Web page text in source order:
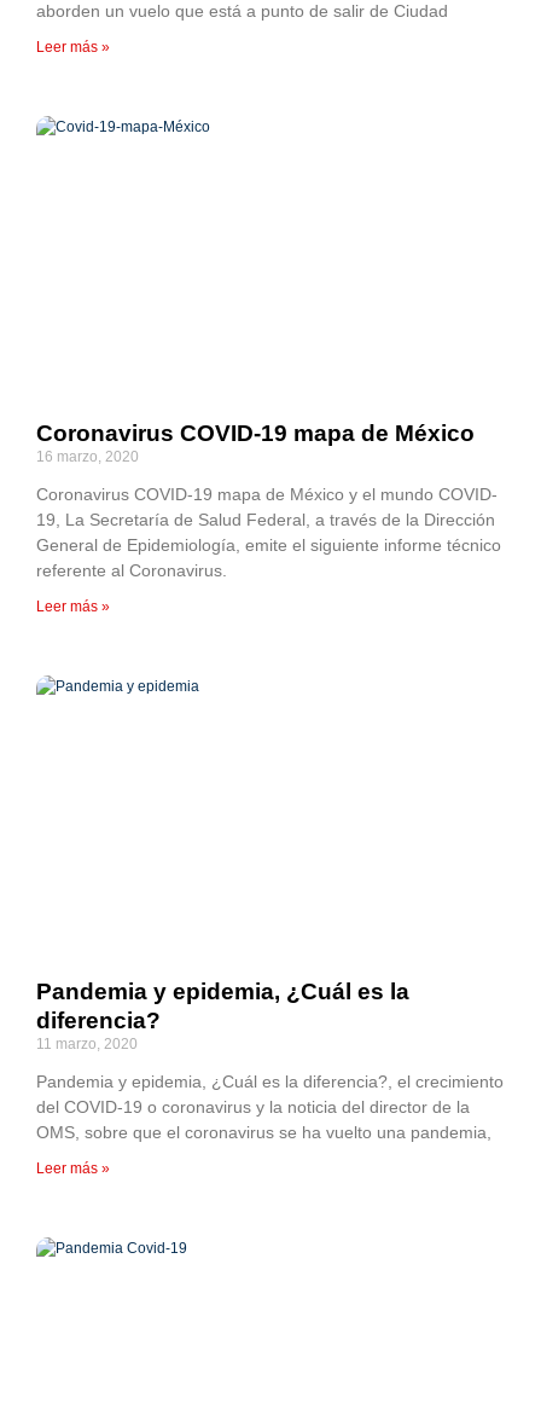
aborden un vuelo que está a punto de salir de Ciudad
Leer más »
Coronavirus COVID-19 mapa de México
16 marzo, 2020
Coronavirus COVID-19 mapa de México y el mundo COVID-
19, La Secretaría de Salud Federal, a través de la Dirección
General de Epidemiología, emite el siguiente informe técnico
referente al Coronavirus.
Leer más »
Pandemia y epidemia, ¿Cuál es la
diferencia?
11 marzo, 2020
Pandemia y epidemia, ¿Cuál es la diferencia?, el crecimiento
del COVID-19 o coronavirus y la noticia del director de la
OMS, sobre que el coronavirus se ha vuelto una pandemia,
Leer más »